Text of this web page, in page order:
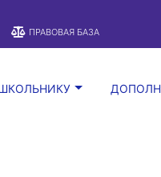
ПРАВОВАЯ БАЗА